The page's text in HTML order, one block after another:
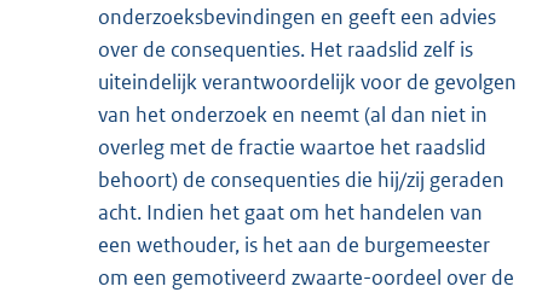
onderzoeksbevindingen en geeft een advies
over de consequenties. Het raadslid zelf is
uiteindelijk verantwoordelijk voor de gevolgen
van het onderzoek en neemt (al dan niet in
overleg met de fractie waartoe het raadslid
behoort) de consequenties die hij/zij geraden
acht. Indien het gaat om het handelen van
een wethouder, is het aan de burgemeester
om een gemotiveerd zwaarte-oordeel over de